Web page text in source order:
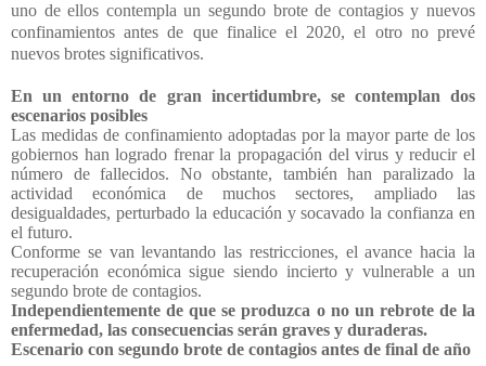
uno de ellos contempla un segundo brote de contagios y nuevos
confinamientos antes de que finalice el 2020, el otro no prevé
nuevos brotes significativos.
En un entorno de gran incertidumbre, se contemplan dos
escenarios posibles
Las medidas de confinamiento adoptadas por la mayor parte de los
gobiernos han logrado frenar la propagación del virus y reducir el
número de fallecidos. No obstante, también han paralizado la
actividad económica de muchos sectores, ampliado las
desigualdades, perturbado la educación y socavado la confianza en
el futuro.
Conforme se van levantando las restricciones, el avance hacia la
recuperación económica sigue siendo incierto y vulnerable a un
segundo brote de contagios.
Independientemente de que se produzca o no un rebrote de la
enfermedad, las consecuencias serán graves y duraderas.
Escenario con segundo brote de contagios antes de final de año